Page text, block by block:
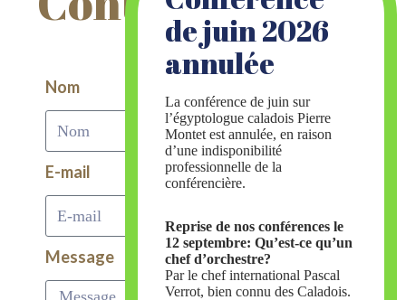
Nom
E-mail
Message
La conférence de juin sur
l’égyptologue caladois Pierre
Montet est annulée, en raison
d’une indisponibilité
professionnelle de la
conférencière.
Reprise de nos conférences le
12 septembre: Qu’est-ce qu’un
chef d’orchestre?
Par le chef international Pascal
Verrot, bien connu des Caladois.